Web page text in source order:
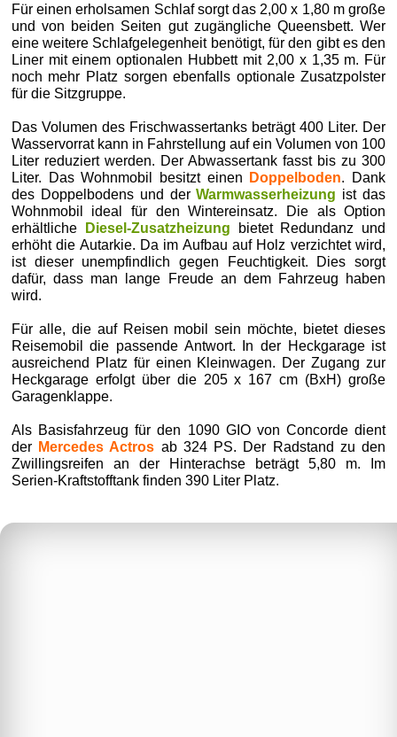
Für einen erholsamen Schlaf sorgt das 2,00 x 1,80 m große
und von beiden Seiten gut zugängliche Queensbett. Wer
eine weitere Schlafgelegenheit benötigt, für den gibt es den
Liner mit einem optionalen Hubbett mit 2,00 x 1,35 m. Für
noch mehr Platz sorgen ebenfalls optionale Zusatzpolster
für die Sitzgruppe.
Das Volumen des Frischwassertanks beträgt 400 Liter. Der
Wasservorrat kann in Fahrstellung auf ein Volumen von 100
Liter reduziert werden. Der Abwassertank fasst bis zu 300
Liter. Das Wohnmobil besitzt einen
Doppelboden. Dank
des Doppelbodens und derWarmwasserheizung ist das
Wohnmobil ideal für den Wintereinsatz. Die als Option
erhältliche
Diesel-Zusatzheizung bietet Redundanz und
erhöht die Autarkie. Da im Aufbau auf Holz verzichtet wird,
ist dieser unempfindlich gegen Feuchtigkeit. Dies sorgt
dafür, dass man lange Freude an dem Fahrzeug haben
wird.
Für alle, die auf Reisen mobil sein möchte, bietet dieses
Reisemobil die passende Antwort. In der Heckgarage ist
ausreichend Platz für einen Kleinwagen. Der Zugang zur
Heckgarage erfolgt über die 205 x 167 cm (BxH) große
Garagenklappe.
Als Basisfahrzeug für den 1090 GIO von Concorde dient
der Mercedes Actros ab 324 PS. Der Radstand zu den
Zwillingsreifen an der Hinterachse beträgt 5,80 m. Im
Serien-Kraftstofftank finden 390 Liter Platz.